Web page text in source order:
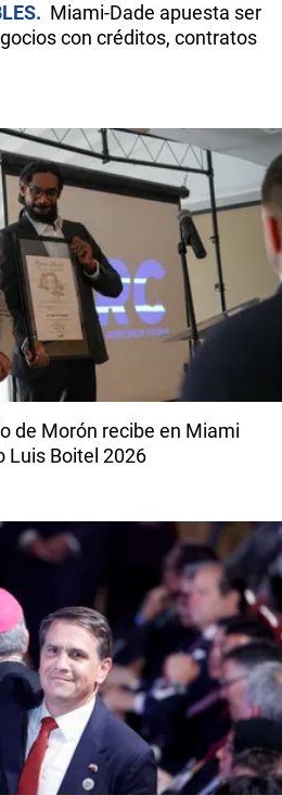
Miami-Dade apuesta ser
con créditos, contratos
de Morón recibe en Miami
Luis Boitel 2026